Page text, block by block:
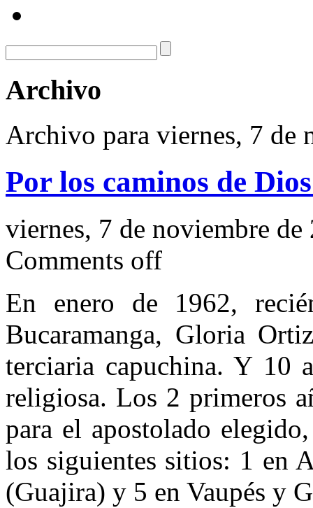
Archivo
Archivo para viernes, 7 de
Por los caminos de
viernes, 7 de noviembre de
Comments off
En enero de 1962,
Bucaramanga, Gloria
terciaria capuchina. Y 10
religiosa. Los 2 primeros
para el apostolado
los siguientes sitios: 1 en
(Guajira) y 5 en Vaupés y